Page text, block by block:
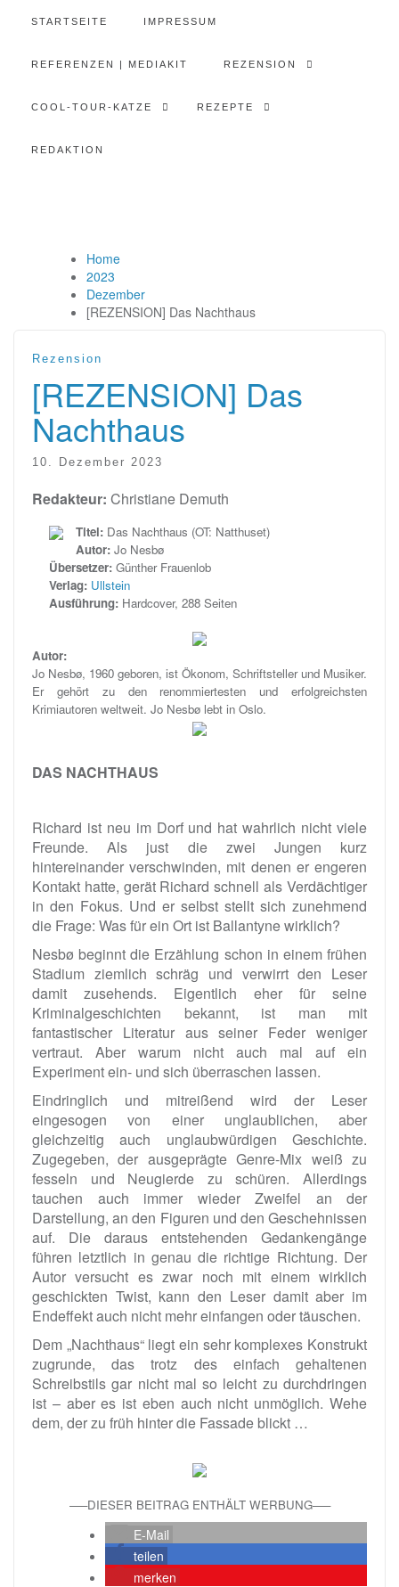
STARTSEITE IMPRESSUM
REFERENZEN | MEDIAKIT REZENSION
COOL-TOUR-KATZE REZEPTE
REDAKTION
Home
2023
Dezember
[REZENSION] Das Nachthaus
Rezension
[REZENSION] Das
Nachthaus
10. Dezember 2023
Redakteur: Christiane Demuth
Titel: Das Nachthaus (OT: Natthuset)
Autor: Jo Nesbø
Übersetzer: Günther Frauenlob
Verlag: Ullstein
Ausführung: Hardcover, 288 Seiten
Autor:
Jo Nesbø, 1960 geboren, ist Ökonom, Schriftsteller und Musiker.
Er gehört zu den renommiertesten und erfolgreichsten
Krimiautoren weltweit. Jo Nesbø lebt in Oslo.
DAS NACHTHAUS
Richard ist neu im Dorf und hat wahrlich nicht viele
Freunde. Als just die zwei Jungen kurz
hintereinander verschwinden, mit denen er engeren
Kontakt hatte, gerät Richard schnell als Verdächtiger
in den Fokus. Und er selbst stellt sich zunehmend
die Frage: Was für ein Ort ist Ballantyne wirklich?
Nesbø beginnt die Erzählung schon in einem frühen
Stadium ziemlich schräg und verwirrt den Leser
damit zusehends. Eigentlich eher für seine
Kriminalgeschichten bekannt, ist man mit
fantastischer Literatur aus seiner Feder weniger
vertraut. Aber warum nicht auch mal auf ein
Experiment ein- und sich überraschen lassen.
Eindringlich und mitreißend wird der Leser
eingesogen von einer unglaublichen, aber
gleichzeitig auch unglaubwürdigen Geschichte.
Zugegeben, der ausgeprägte Genre-Mix weiß zu
fesseln und Neugierde zu schüren. Allerdings
tauchen auch immer wieder Zweifel an der
Darstellung, an den Figuren und den Geschehnissen
auf. Die daraus entstehenden Gedankengänge
führen letztlich in genau die richtige Richtung. Der
Autor versucht es zwar noch mit einem wirklich
geschickten Twist, kann den Leser damit aber im
Endeffekt auch nicht mehr einfangen oder täuschen.
Dem „Nachthaus“ liegt ein sehr komplexes Konstrukt
zugrunde, das trotz des einfach gehaltenen
Schreibstils gar nicht mal so leicht zu durchdringen
ist – aber es ist eben auch nicht unmöglich. Wehe
dem, der zu früh hinter die Fassade blickt …
—–DIESER BEITRAG ENTHÄLT WERBUNG—–
E-Mail
teilen
merken